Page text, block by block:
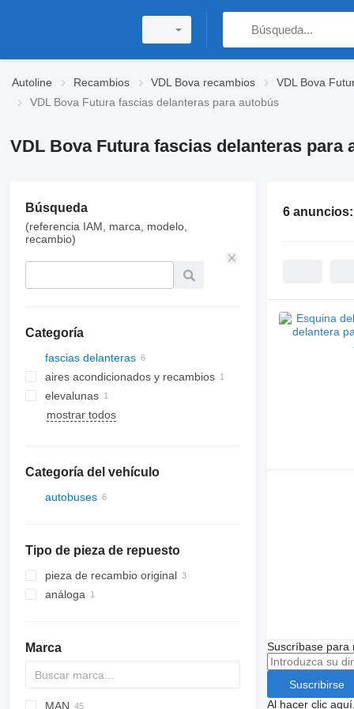
Autoline Recambios VDL Bova recambios VDL Bova
VDL Bova Futura fascias delanteras para autobús
VDL Bova Futura fascias delanteras para
Búsqueda
(referencia IAM, marca, modelo,
recambio)
Categoría
fascias delanteras
aires acondicionados y recambios
compresores de aires
elevalunas
mostrar todos
Categoría del vehículo
autobuses
Tipo de pieza de repuesto
pieza de recambio original
análoga
Marca
Futura
Crossway
Axer
I-series
MAN
6 anuncios:
Suscríbase para
Suscribirse
Al hacer clic